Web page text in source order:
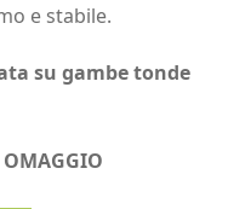
e stabile.
su gambe tonde